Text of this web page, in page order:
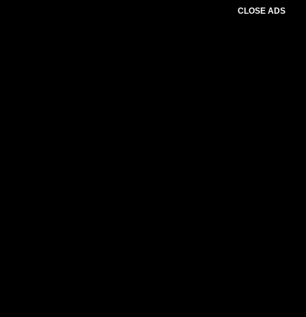
CLOSE ADS